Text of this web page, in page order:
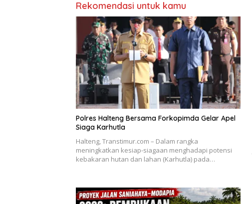
Rekomendasi untuk kamu
Polres Halteng Bersama Forkopimda Gelar Apel
Siaga Karhutla
Halteng, Transtimur.com – Dalam rangka
meningkatkan kesiap-siagaan menghadapi potensi
kebakaran hutan dan lahan (Karhutla) pada…